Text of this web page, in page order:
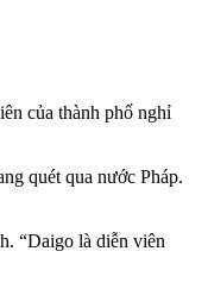
của thành phố nghỉ
quét qua nước Pháp.
“Daigo là diễn viên